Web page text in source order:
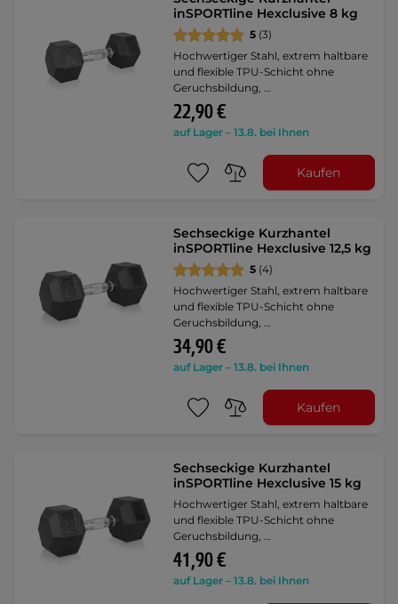
inSPORTline Hexclusive 8 kg
5 (3)
Hochwertiger Stahl, extrem haltbare
und flexible TPU-Schicht ohne
Geruchsbildung, …
22,90 €
auf Lager – 13.8. bei Ihnen
Kaufen
Sechseckige Kurzhantel
inSPORTline Hexclusive 12,5 kg
5 (4)
Hochwertiger Stahl, extrem haltbare
und flexible TPU-Schicht ohne
Geruchsbildung, …
34,90 €
auf Lager – 13.8. bei Ihnen
Kaufen
Sechseckige Kurzhantel
inSPORTline Hexclusive 15 kg
Hochwertiger Stahl, extrem haltbare
und flexible TPU-Schicht ohne
Geruchsbildung, …
41,90 €
auf Lager – 13.8. bei Ihnen